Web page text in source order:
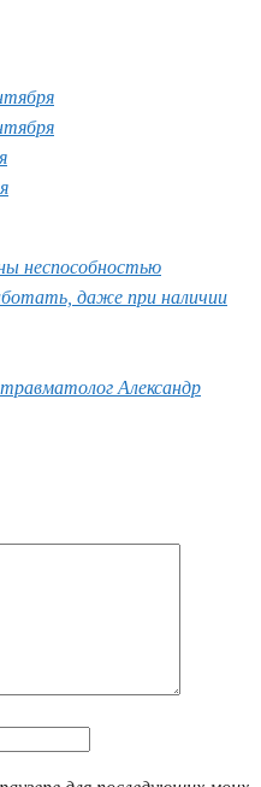
неспособностью
даже при наличии
Александр